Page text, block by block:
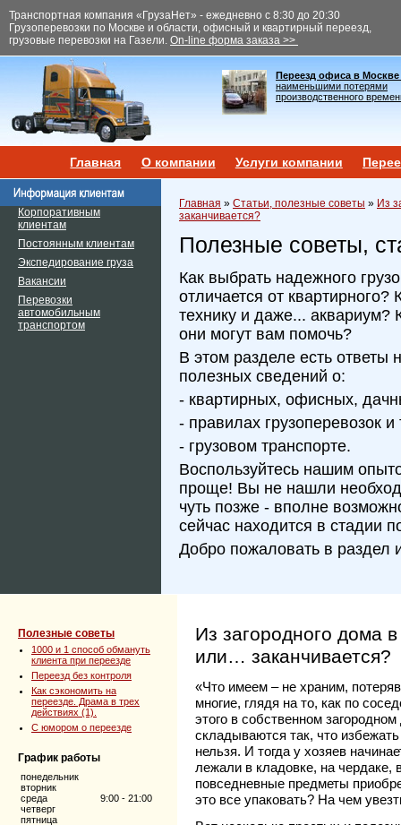
Транспортная компания «ГрузаНет» - ежедневно с 8:30 до 20:30
Грузоперевозки по Москве и области, офисный и квартирный переезд,
грузовые перевозки на Газели. On-line форма заказа >>
Переезд офиса в Москве
наименьшими потерями
производственного
Главная О компании Услуги компании
Корпоративным
клиентам
Постоянным клиентам
Экспедирование груза
Вакансии
Перевозки
автомобильным
транспортом
Главная » Статьи, полезные советы » Из
заканчивается?
Полезные советы,
Как выбрать надежного
отличается от
технику и даже... аквариум?
они могут вам помочь?
В этом разделе есть ответы
полезных сведений о:
- квартирных, офисных,
- правилах грузоперевозок и
- грузовом транспорте.
Воспользуйтесь нашим
проще! Вы не нашли
чуть позже - вполне
сейчас находится в стадии
Добро пожаловать в раздел
Полезные советы
1000 и 1 способ обмануть
клиента при переезде
Переезд без контроля
Как сэкономить на
переезде. Драма в трех
действиях (1).
C юмором о переезде
График работы
понедельник
вторник
среда
четверг
пятница
9:00 - 21:00
Из загородного дома
или… заканчивается?
«Что имеем – не храним,
многие, глядя на то, как по
этого в собственном
складываются так, что
нельзя. И тогда у хозяев
лежали в кладовке, на чердаке,
повседневные предметы
это все упаковать? На чем